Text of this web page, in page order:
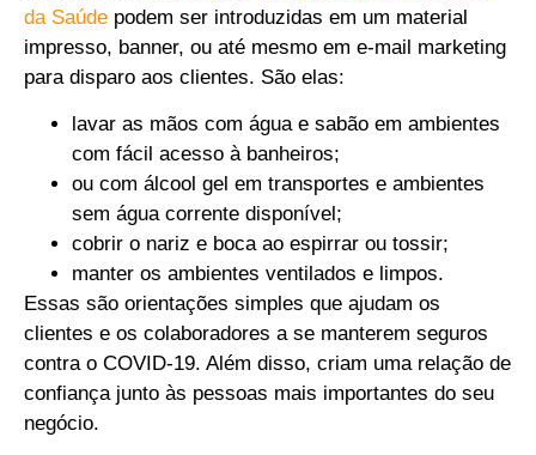
da Saúde podem ser introduzidas em um material
impresso, banner, ou até mesmo em e-mail marketing
para disparo aos clientes. São elas:
lavar as mãos com água e sabão em ambientes
com fácil acesso à banheiros;
ou com álcool gel em transportes e ambientes
sem água corrente disponível;
cobrir o nariz e boca ao espirrar ou tossir;
manter os ambientes ventilados e limpos.
Essas são orientações simples que ajudam os
clientes e os colaboradores a se manterem seguros
contra o COVID-19. Além disso, criam uma relação de
confiança junto às pessoas mais importantes do seu
negócio.